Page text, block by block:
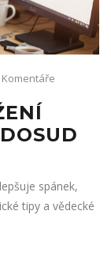
Komentáře
spánek,
tipy a vědecké